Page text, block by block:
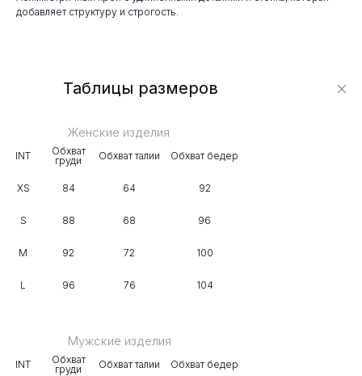
добавляет структуру и строгость.
Таблицы размеров
104
76
96
L
100
72
92
M
96
68
88
S
92
64
84
XS
Обхват бедер
Обхват талии
Обхват
груди
INT
Женские изделия
Обхват бедер
Обхват талии
Обхват
груди
INT
Мужские изделия